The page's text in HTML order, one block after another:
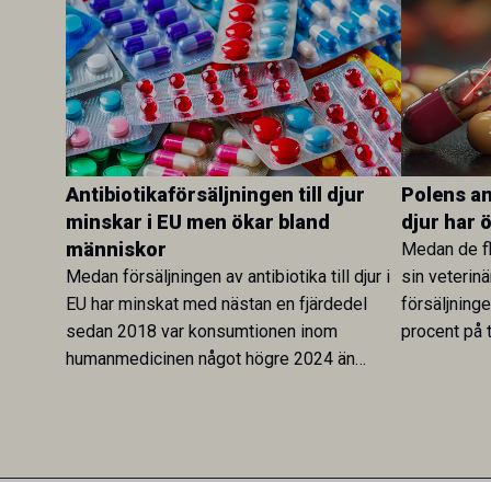
Antibiotikaförsäljningen till djur
minskar i EU men ökar bland
människor
Medan försäljningen av antibiotika till djur i
EU har minskat med nästan en fjärdedel
sedan 2018 var konsumtionen inom
humanmedicinen något högre 2024 än
Polens
djur har
Medan de
sin
procent på